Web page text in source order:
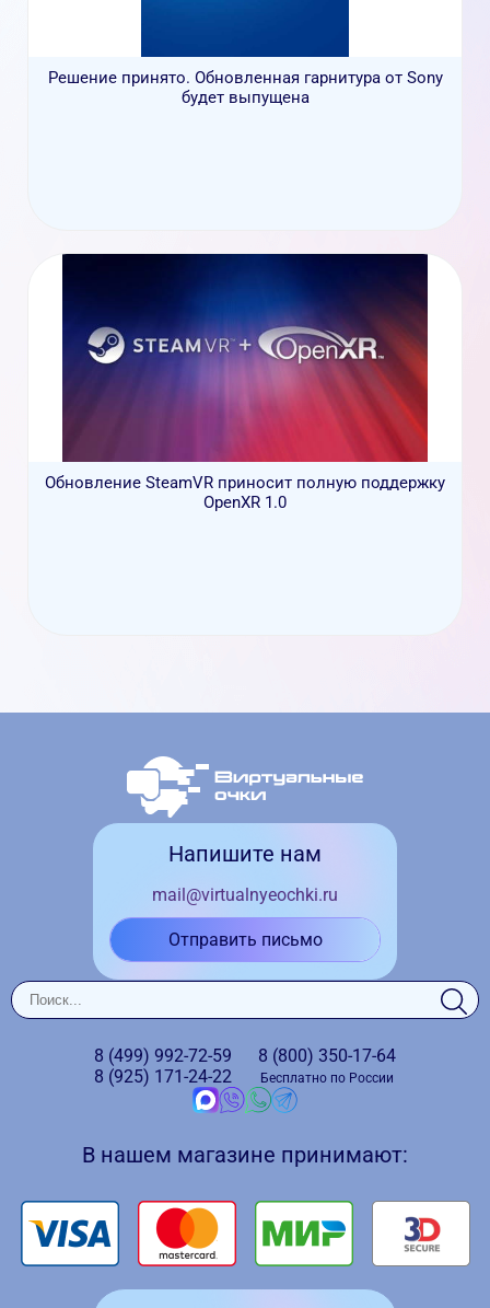
Решение принято. Обновленная гарнитура от Sony
будет выпущена
Обновление SteamVR приносит полную поддержку
OpenXR 1.0
Напишите нам
mail@virtualnyeochki.ru
Отправить письмо
8 (499) 992-72-59
8 (925) 171-24-22
8 (800) 350-17-64
Бесплатно по России
В нашем магазине принимают: